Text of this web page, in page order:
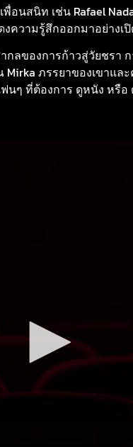
นิท เช่น Rafael
ความรู้สึกออกมาอย่าง
กลของการก้าวสู่วัยชร
ภรรยาของเขาแล
ที่ต้องการ ดูหนัง หรือ